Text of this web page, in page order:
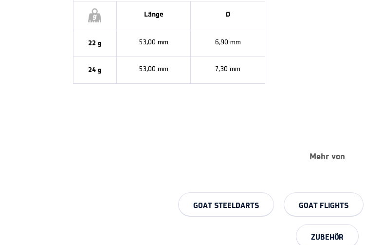
Länge Ø
22 g 53,00 mm 6,90 mm
24 g 53,00 mm 7,30 mm
Mehr von
GOAT STEELDARTS GOAT FLIGHTS
ZUBEHÖR